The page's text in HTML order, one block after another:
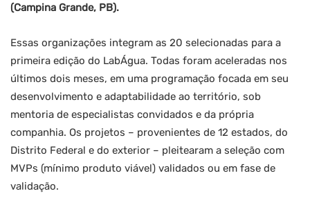
(Campina Grande, PB).
Essas organizações integram as 20 selecionadas para a
primeira edição do LabÁgua. Todas foram aceleradas nos
últimos dois meses, em uma programação focada em seu
desenvolvimento e adaptabilidade ao território, sob
mentoria de especialistas convidados e da própria
companhia. Os projetos – provenientes de 12 estados, do
Distrito Federal e do exterior – pleitearam a seleção com
MVPs (mínimo produto viável) validados ou em fase de
validação.